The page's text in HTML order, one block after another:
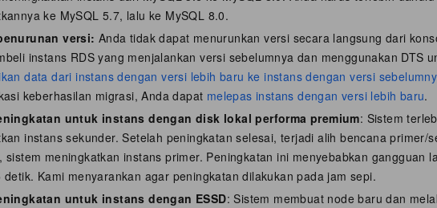
ke MySQL 5.7, lalu ke MySQL 8.0.
versi: Anda tidak dapat menurunkan versi secara langsung dari
instans RDS yang menjalankan versi sebelumnya dan menggunakan DTS
data dari instans dengan versi lebih baru ke instans dengan versi
keberhasilan migrasi, Anda dapat melepas instans dengan versi lebih baru.
untuk instans dengan disk lokal performa premium: Sistem
instans sekunder. Setelah peningkatan selesai, terjadi alih bencana primer/
sistem meningkatkan instans primer. Peningkatan ini menyebabkan gangguan
detik. Kami menyarankan agar peningkatan dilakukan pada jam sepi.
untuk instans dengan ESSD: Sistem membuat node baru dan